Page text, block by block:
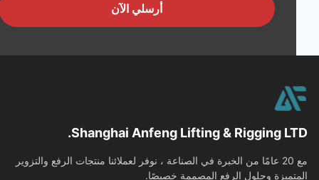
أرسلي الآن
Shanghai Anfeng Lifting & Rigging
مع 20 عامًا من الخبرة في الصناعة ، نوفر لعملائنا منتجات الرفع والتزوير
وحلول الرفع المصممة خصيصًا.